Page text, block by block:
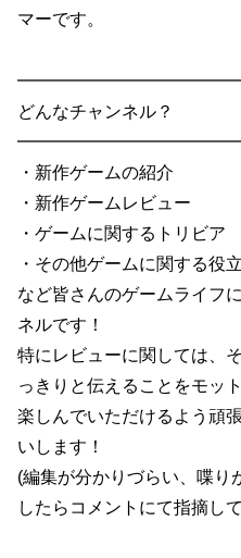
マーです。
どんなチャンネル？
・新作ゲームの紹介
・新作ゲームレビュー
・ゲームに関するトリビア
・その他ゲームに関する役
など皆さんのゲームライフ
ネルです！
特にレビューに関しては、
っきりと伝えることをモッ
楽しんでいただけるよう頑
いします！
(編集が分かりづらい、喋り
したらコメントにて指摘し